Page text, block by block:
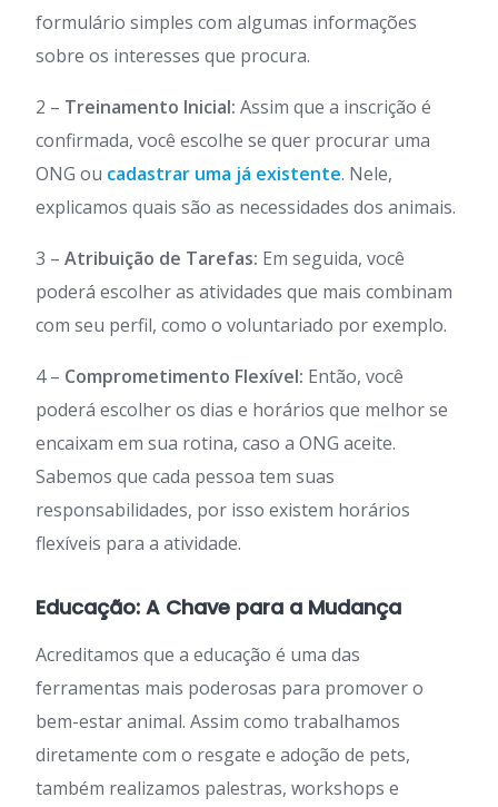
formulário simples com algumas informações
sobre os interesses que procura.
2 – Treinamento Inicial: Assim que a inscrição é
confirmada, você escolhe se quer procurar uma
ONG ou cadastrar uma já existente. Nele,
explicamos quais são as necessidades dos animais.
3 – Atribuição de Tarefas: Em seguida, você
poderá escolher as atividades que mais combinam
com seu perfil, como o voluntariado por exemplo.
4 – Comprometimento Flexível: Então, você
poderá escolher os dias e horários que melhor se
encaixam em sua rotina, caso a ONG aceite.
Sabemos que cada pessoa tem suas
responsabilidades, por isso existem horários
flexíveis para a atividade.
Educação: A Chave para a Mudança
Acreditamos que a educação é uma das
ferramentas mais poderosas para promover o
bem-estar animal. Assim como trabalhamos
diretamente com o resgate e adoção de pets,
também realizamos palestras, workshops e